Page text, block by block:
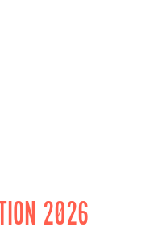
2026